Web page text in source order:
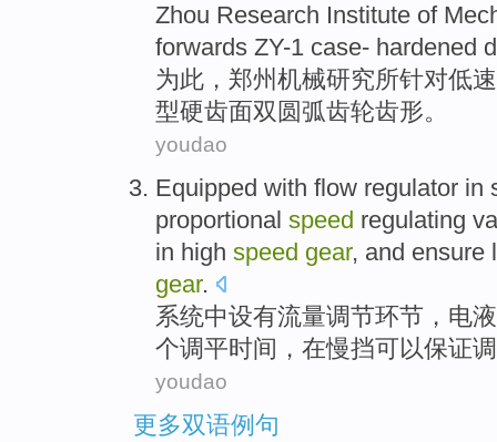
Zhou Research Institute of
forwards ZY-1 case- hardened
为此， 郑州 机械研究所针对低速
型硬齿面双 圆弧齿轮齿形。
youdao
Equipped with flow regulator in
proportional speed regulating
in high speed gear, and ensure
gear.
系统中设有流量调节环节，电液
个调平时间 ，在慢挡可以保证
youdao
更多双语例句